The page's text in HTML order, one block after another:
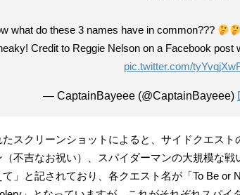
what do these 3 names have in common???
Credit to Reggie Nelson on a Facebook post
pic.twitter.com/
— CaptainBayeee (@CaptainBayeee)
たスクリーンショットによると、サイドクエス
（不吉なお祝い）、スパイダーマンの大規模な
て」と記されており、各クエスト名が「To Be or